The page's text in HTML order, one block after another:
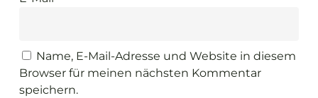
Name, E-Mail-Adresse und Website in diesem
Browser für meinen nächsten Kommentar
speichern.